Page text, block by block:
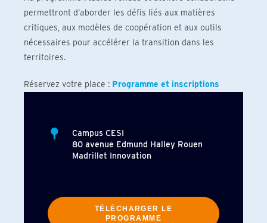
permettront d’aborder les défis liés aux matières
critiques, aux modèles de coopération et aux outils
nécessaires pour accélérer la transition dans les
territoires.
Réservez votre place : Programme et inscriptions
Campus CESI
80 avenue Edmund Halley Rouen
Madrillet Innovation
TÉLÉCHARGER LE
PROGRAMME